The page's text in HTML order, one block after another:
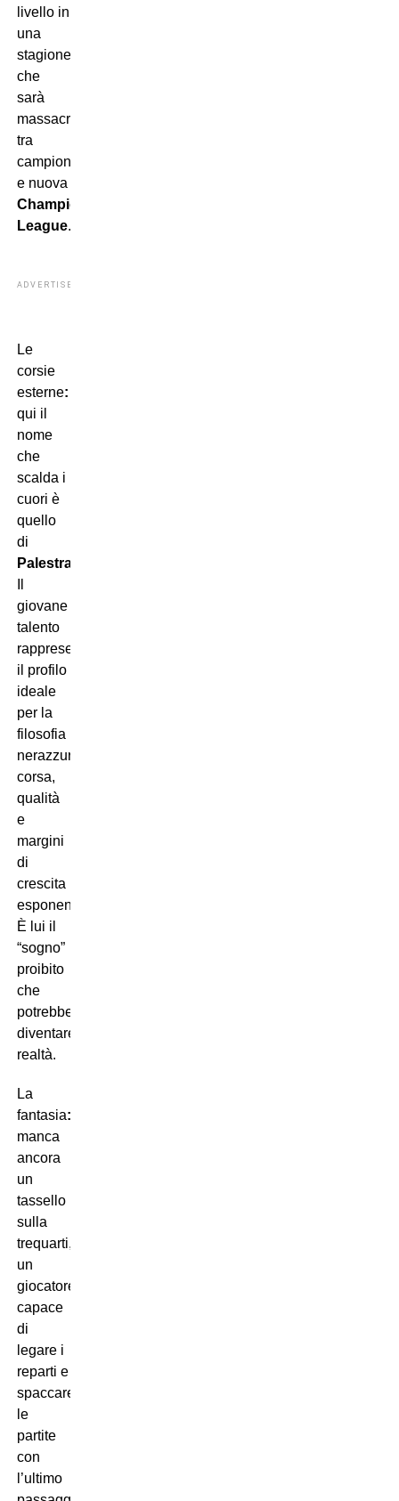
livello in
una
stagione
che
sarà
massacrante
tra
campionato
e nuova
Champions
League.
ADVERTISEMENT
Le
corsie
esterne:
qui il
nome
che
scalda i
cuori è
quello
di
Palestra
giovane
talento
rappresenta
il profilo
ideale
per la
filosofia
nerazzurra:
corsa,
qualità
e
margini
di
crescita
esponenziali.
È lui il
“sogno”
proibito
che
potrebbe
diventare
realtà.
La
fantasia:
manca
ancora
un
tassello
sulla
trequarti,
un
giocatore
capace
di
legare i
reparti e
spaccare
le
partite
con
l’ultimo